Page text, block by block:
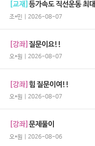
[교재]등가속도 직선운동 최대
조*민 | 2026-08-07
[강좌]질문이요!!
오*원 | 2026-08-07
[강좌]힘 질문이여!!
오*원 | 2026-08-07
[강좌]문제풀이
오*원 | 2026-08-06